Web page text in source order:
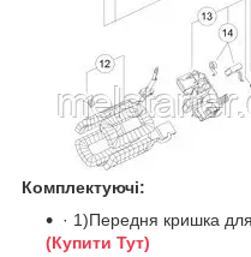
Комплектуючі:
· 1)Передня кришка
(Купити Тут)